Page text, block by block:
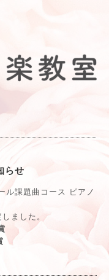
らせ
課題曲コース ピアノ
ました。